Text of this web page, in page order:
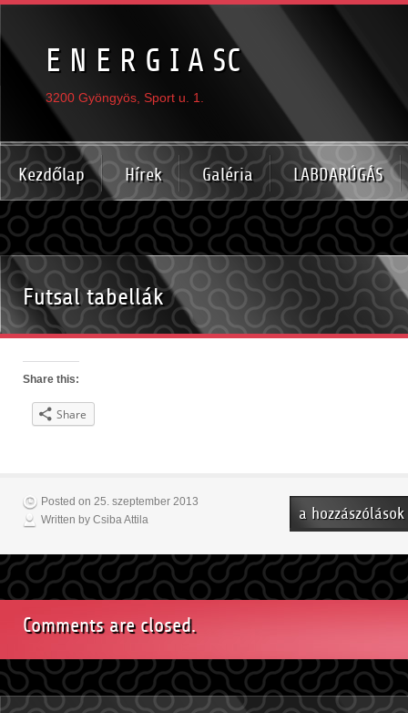
E N E R G I A SC
3200 Gyöngyös, Sport u. 1.
Kezdőlap Hírek Galéria LABDARÚGÁS
Futsal tabellák
Share this:
Share
Posted on 25. szeptember 2013
Written by Csiba Attila
Futsal
tabellák
bejegyzéshez
a
Comments are closed.